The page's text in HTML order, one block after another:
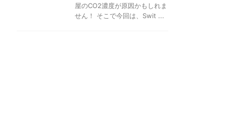
屋のCO2濃度が原因かもしれま
せん！ そこで今回は、Swit ...